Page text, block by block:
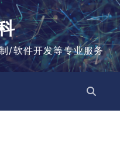
/软件开发等专业服务